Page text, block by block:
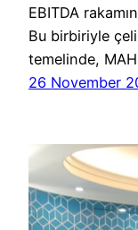
EBITDA
Bu birbiriyle
temelinde,
26 November